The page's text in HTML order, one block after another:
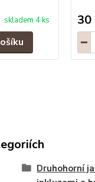
skladem 4 ks 30
Druhohorní